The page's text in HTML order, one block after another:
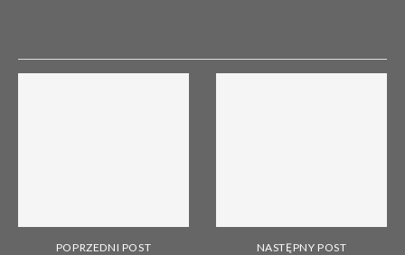
POPRZEDNI POST NASTĘPNY POST